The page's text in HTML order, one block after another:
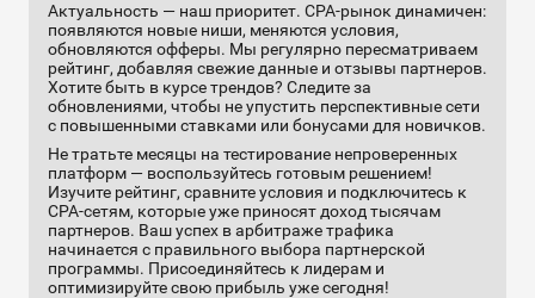
Актуальность — наш приоритет. CPA-рынок динамичен:
появляются новые ниши, меняются условия,
обновляются офферы. Мы регулярно пересматриваем
рейтинг, добавляя свежие данные и отзывы партнеров.
Хотите быть в курсе трендов? Следите за
обновлениями, чтобы не упустить перспективные сети
с повышенными ставками или бонусами для новичков.
Не тратьте месяцы на тестирование непроверенных
платформ — воспользуйтесь готовым решением!
Изучите рейтинг, сравните условия и подключитесь к
CPA-сетям, которые уже приносят доход тысячам
партнеров. Ваш успех в арбитраже трафика
начинается с правильного выбора партнерской
программы. Присоединяйтесь к лидерам и
оптимизируйте свою прибыль уже сегодня!